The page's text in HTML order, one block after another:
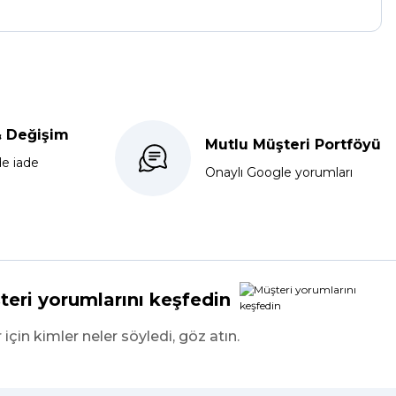
Değişim
iade
Mutlu Müşteri Portföyü
Onaylı Google yorumları
yorumlarını keşfedin
için kimler neler söyledi, göz atın.